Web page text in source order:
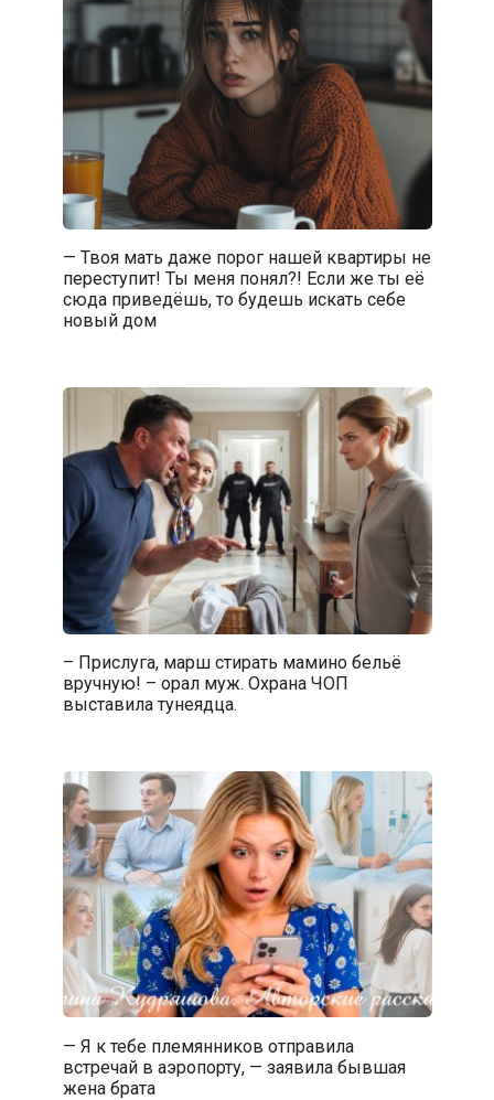
— Твоя мать даже порог нашей квартиры не
переступит! Ты меня понял?! Если же ты её
сюда приведёшь, то будешь искать себе
новый дом
– Прислуга, марш стирать мамино бельё
вручную! – орал муж. Охрана ЧОП
выставила тунеядца.
— Я к тебе племянников отправила
встречай в аэропорту, — заявила бывшая
жена брата